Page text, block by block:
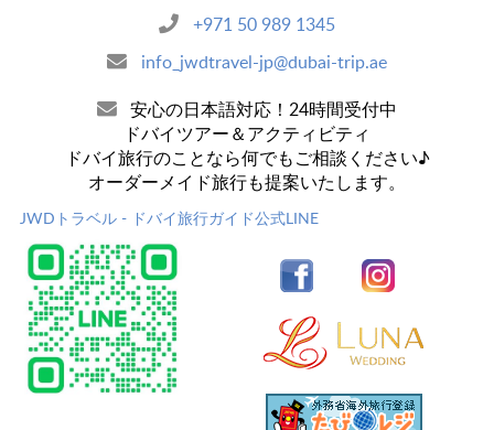
+971 50 989 1345
info_jwdtravel-jp@dubai-trip.ae
安心の日本語対応！24時間受付中
ドバイツアー＆アクティビティ
ドバイ旅行のことなら何でもご相談ください♪
オーダーメイド旅行も提案いたします。
JWDトラベル - ドバイ旅行ガイド公式LINE